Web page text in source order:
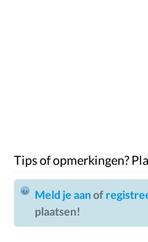
Tips of opmerkingen?
Meld je aanof
plaatsen!